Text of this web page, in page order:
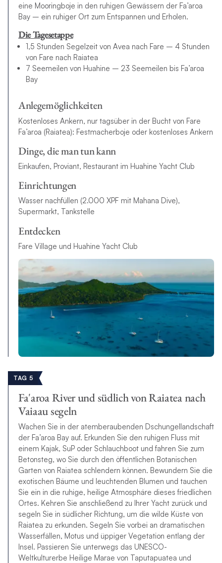
eine Mooringboje in den ruhigen Gewässern der Fa’aroa
Bay – ein ruhiger Ort zum Entspannen und Erholen.
Die Tagesetappe
1,5 Stunden Segelzeit von Avea nach Fare – 4 Stunden
von Fare nach Raiatea
7 Seemeilen von Huahine – 23 Seemeilen bis Fa’aroa
Bay
Anlegemöglichkeiten
Kostenloses Ankern, nur tagsüber in der Bucht von Fare
Fa’aroa (Raiatea): Festmacherboje oder kostenloses Ankern
Dinge, die man tun kann
Einkaufen, Proviant, Restaurant im Huahine Yacht Club
Einrichtungen
Wasser nachfüllen (2.000 XPF mit Mahana Dive),
Supermarkt, Tankstelle
Entdecken
Fare Village und Huahine Yacht Club
TAG 5
Fa'aroa River und südlich von Raiatea nach
Vaiaau segeln
Wachen Sie in der atemberaubenden Dschungellandschaft
der Fa’aroa Bay auf. Erkunden Sie den ruhigen Fluss mit
einem Kajak, SuP oder Schlauchboot und fahren Sie zum
Betonsteg, wo Sie durch den öffentlichen Botanischen
Garten von Raiatea schlendern können. Bewundern Sie die
exotischen Bäume und leuchtenden Blumen und tauchen
Sie ein in die ruhige, heilige Atmosphäre dieses friedlichen
Ortes. Kehren Sie anschließend zu Ihrer Yacht zurück und
segeln Sie in südlicher Richtung, um die wilde Küste von
Raiatea zu erkunden. Segeln Sie vorbei an dramatischen
Wasserfällen, Motus und üppiger Vegetation entlang der
Insel. Passieren Sie unterwegs das UNESCO-
Weltkulturerbe Heilige Marae von Taputapuatea und